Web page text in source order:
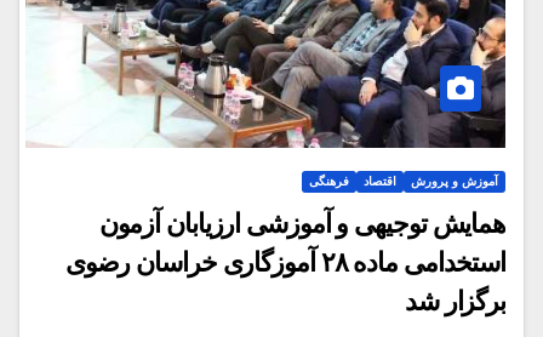
آموزش و پرورش اقتصاد فرهنگی
همایش توجیهی و آموزشی ارزیابان آزمون
استخدامی ماده ۲۸ آموزگاری خراسان رضوی
برگزار شد